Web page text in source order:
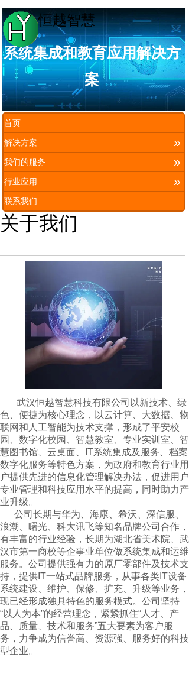
恒越智慧
系统集成和教育应用解决方
案
首页
解决方案 »
我们的服务 »
行业应用 »
联系我们
关于我们
武汉恒越智慧科技有限公司以新技术、绿
色、便捷为核心理念，以云计算、大数据、物
联网和人工智能为技术支撑，形成了平安校
园、数字化校园、智慧教室、专业实训室、智
慧图书馆、云桌面、IT系统集成及服务、档案
数字化服务等特色方案，为政府和教育行业用
户提供先进的信息化管理解决办法，促进用户
专业管理和科技应用水平的提高，同时助力产
业升级。
公司长期与华为、海康、希沃、深信服、
浪潮、曙光、科大讯飞等知名品牌公司合作，
有丰富的行业经验，长期为湖北省美术院、武
汉市第一商校等企事业单位做系统集成和运维
服务。公司提供强有力的原厂零部件及技术支
持，提供IT一站式品牌服务，从事各类IT设备
系统建设、维护、保修、扩充、升级等业务，
现已经形成独具特色的服务模式。公司坚持
“以人为本”的经营理念，紧紧抓住“人才、产
品、质量、技术和服务”五大要素为客户服
务，力争成为信誉高、资源强、服务好的科技
型企业。